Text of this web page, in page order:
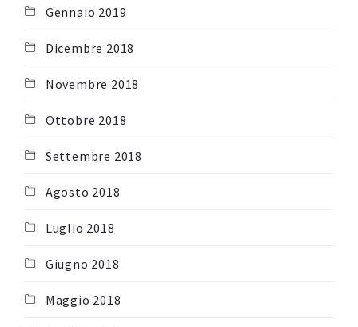
Gennaio 2019
Dicembre 2018
Novembre 2018
Ottobre 2018
Settembre 2018
Agosto 2018
Luglio 2018
Giugno 2018
Maggio 2018